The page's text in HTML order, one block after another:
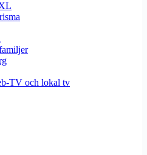
TV och lokal tv